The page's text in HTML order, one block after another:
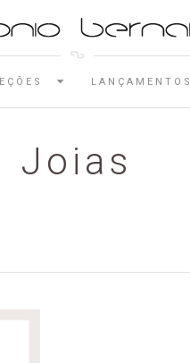
LANÇAMENTOS
Joias